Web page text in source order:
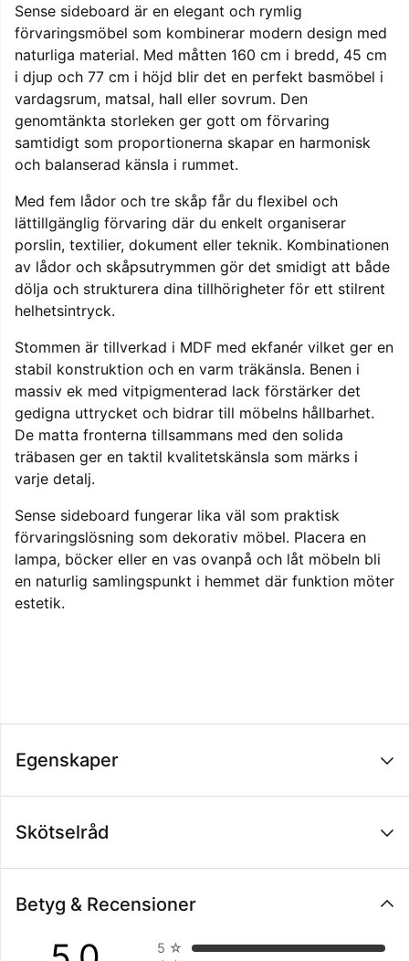
Sense sideboard är en elegant och rymlig
förvaringsmöbel som kombinerar modern design med
naturliga material. Med måtten 160 cm i bredd, 45 cm
i djup och 77 cm i höjd blir det en perfekt basmöbel i
vardagsrum, matsal, hall eller sovrum. Den
genomtänkta storleken ger gott om förvaring
samtidigt som proportionerna skapar en harmonisk
och balanserad känsla i rummet.
Med fem lådor och tre skåp får du flexibel och
lättillgänglig förvaring där du enkelt organiserar
porslin, textilier, dokument eller teknik. Kombinationen
av lådor och skåpsutrymmen gör det smidigt att både
dölja och strukturera dina tillhörigheter för ett stilrent
helhetsintryck.
Stommen är tillverkad i MDF med ekfanér vilket ger en
stabil konstruktion och en varm träkänsla. Benen i
massiv ek med vitpigmenterad lack förstärker det
gedigna uttrycket och bidrar till möbelns hållbarhet.
De matta fronterna tillsammans med den solida
träbasen ger en taktil kvalitetskänsla som märks i
varje detalj.
Sense sideboard fungerar lika väl som praktisk
förvaringslösning som dekorativ möbel. Placera en
lampa, böcker eller en vas ovanpå och låt möbeln bli
en naturlig samlingspunkt i hemmet där funktion möter
estetik.
Egenskaper
Skötselråd
Betyg & Recensioner
5 ☆